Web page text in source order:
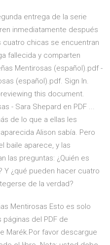
entrega de la serie
inmediatamente después
cuatro chicas se encuentran
fallecida y comparten
Mentirosas (español).pdf -
(español).pdf. Sign In.
this document.
- Sara Shepard en PDF ...
de lo que a ellas les
Alison sabía. Pero
baile aparece, y las
las preguntas: ¿Quién es
Y ¿qué pueden hacer cuatro
de la verdad?
Mentirosas Esto es solo
páginas del PDF de
Marék.Por favor descargue